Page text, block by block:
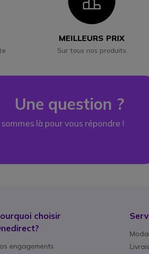
MEILLEURS PRIX
Sur tous nos produits
Une question ?
sommes là pour vous répondre !
choisir
engagements